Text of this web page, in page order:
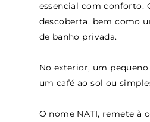
essencial com conforto.
descoberta, bem como
de banho privada.
No exterior, um
um café ao sol ou
O nome NATI, remete à